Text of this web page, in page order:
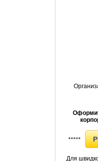
*****
Для